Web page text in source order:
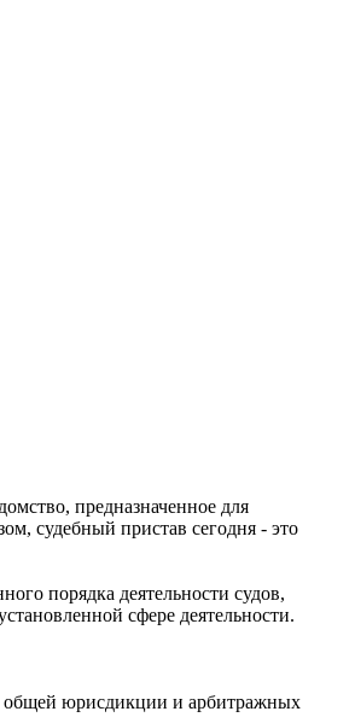
предназначенное для
судебный пристав сегодня - это
порядка деятельности судов,
сфере деятельности.
общей юрисдикции и арбитражных